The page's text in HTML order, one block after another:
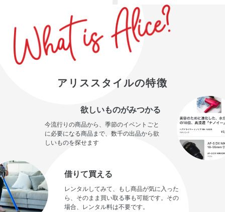
アリススタイルの特徴
欲しいものがみつかる
今流行りの商品から、季節のイベントごと
に必要になる商品まで、数千の出品から欲
しいものを探せます
借りて買える
レンタルしてみて、もし商品が気に入った
ら、そのまま買い取る事も可能です。その
場合、レンタル料は不要です。